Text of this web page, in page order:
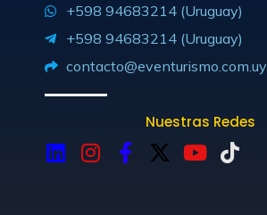
+598 94683214 (Uruguay)
+598 94683214 (Uruguay)
contacto@eventurismo.com.uy
Nuestras Redes
L
I
F
X
Y
T